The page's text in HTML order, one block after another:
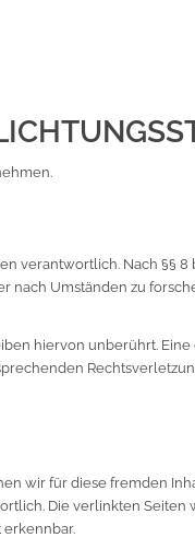
verantwortlich. Nach §§ 8
Umständen zu
hiervon unberührt.
wir für diese fremden
Die verlinkten Seiten